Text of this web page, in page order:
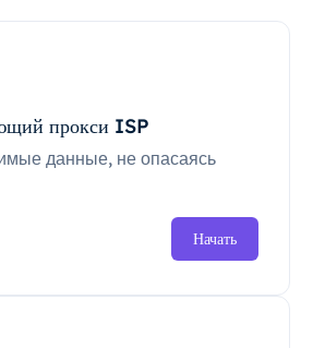
прокси ISP
данные, не опасаясь
Начать